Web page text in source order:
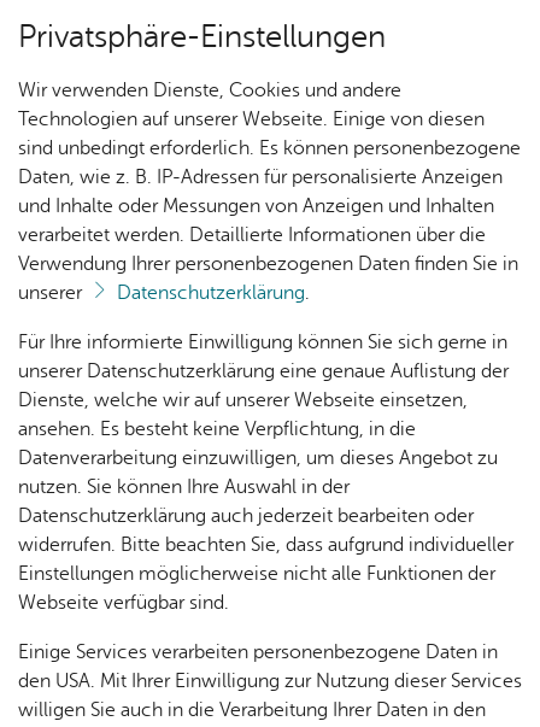
Ak­tu­el­les
Nach­
Ver­an­
stal­
tun­
gen
Kin­der­
pro­
gramm
Aus­
wahl­
Me­di­
tipps
Füh­run­gen
Vor­le­sen
1.​Klasse: Schnup­per­stun­de
im Me­di­en­haus
Gemeinsam schnuppern wir Bibliotheksluft und lernen das
Medienhaus mit einem Quiz und einer kleinen Führung
(besser) kennen. Eine vorgelesene Geschichte schließt
den Besuch ab und macht Lust auf mehr.
Dauer: ca. 60 Minuten
Anmeldung:spätestens eine Woche vor dem
Führungstermin,
Telefon 07541 203-53520 und -53519 oder online
Anmeldeformular
Privatsphäre-Einstellungen
Wir verwenden Dienste, Cookies und andere
Technologien auf unserer Webseite. Einige von diesen
sind unbedingt erforderlich. Es können personenbezogene
Daten, wie z. B. IP-Adressen für personalisierte Anzeigen
und Inhalte oder Messungen von Anzeigen und Inhalten
verarbeitet werden. Detaillierte Informationen über die
Verwendung Ihrer personenbezogenen Daten finden Sie in
unserer
Datenschutzerklärung.
Für Ihre informierte Einwilligung können Sie sich gerne in
unserer Datenschutzerklärung eine genaue Auflistung der
Dienste, welche wir auf unserer Webseite einsetzen,
ansehen. Es besteht keine Verpflichtung, in die
Datenverarbeitung einzuwilligen, um dieses Angebot zu
nutzen. Sie können Ihre Auswahl in der
Datenschutzerklärung auch jederzeit bearbeiten oder
widerrufen. Bitte beachten Sie, dass aufgrund individueller
Einstellungen möglicherweise nicht alle Funktionen der
Webseite verfügbar sind.
Einige Services verarbeiten personenbezogene Daten in
den USA. Mit Ihrer Einwilligung zur Nutzung dieser Services
willigen Sie auch in die Verarbeitung Ihrer Daten in den